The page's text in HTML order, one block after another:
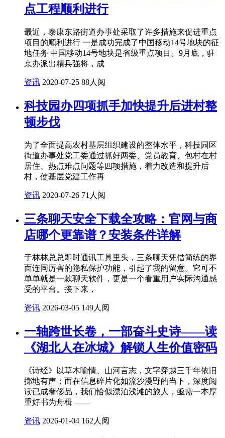
点工程顺利进行
最近，泰康东路街道办事处采取了许多措施来促进重点
项目的顺利进行 一是成功完成了中国移动14号地块的征
地任务 中国移动14号地块是省级重点项目。9月底，驻
京办派出精兵强将，成
资讯 2020-07-25 88人阅
科技园办四项抓手加快提升后进村整
顿步伐
为了全面提高农村基层组织建设的整体水平，科技园区
街道办事处党工委通过抓好两委、党员教育、包村在村
居住、热点难点问题等四项措施，着力改造和提升后
村，使基层党建工作再
资讯 2020-07-26 71人阅
三条聊天安全下载全攻略：官网与商
店哪个更靠谱？安装条件详解
于林林总总即时通讯工具里头，三条聊天凭借简练的界
面连同厉害的隐私保护功能，引起了我的留意。它可不
单单就是一款聊天软件，更是一个看重用户实际沟通感
受的平台。接下来，
资讯 2026-03-05 149人阅
一轴跨世长卷，一部奋斗史诗——读
《湖北人在冰城》解锁人生价值密码
《诗经》以草木喻情、山河言志，文字穿越三千年依旧
掷地有声；而在信息碎片化如流沙漫野的当下，深度阅
读已成奢侈品，我们恰似漂泊浅滩的旅人，亟需一本厚
重好书为舟楫 ——
资讯 2026-01-04 162人阅